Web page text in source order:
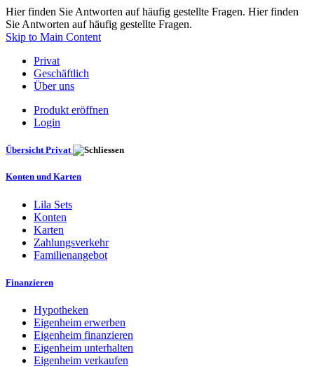
Hier finden Sie Antworten auf häufig gestellte Fragen. Hier finden
Sie Antworten auf häufig gestellte Fragen.
Skip to Main Content
Privat
Geschäftlich
Über uns
Produkt eröffnen
Login
Übersicht Privat
Konten und Karten
Lila Sets
Konten
Karten
Zahlungsverkehr
Familienangebot
Finanzieren
Hypotheken
Eigenheim erwerben
Eigenheim finanzieren
Eigenheim unterhalten
Eigenheim verkaufen